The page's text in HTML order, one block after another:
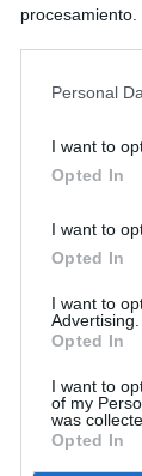
Personal
I want to
Opted In
I want to
Opted In
I want to
Advertising.
Opted In
I want to
of my
was
Opted In
Últimas noticias
que Madrid no
El Gobierno de